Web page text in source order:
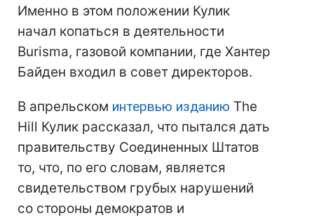
Именно в этом положении Кулик
начал копаться в деятельности
Burisma, газовой компании, где Хантер
Байден входил в совет директоров.
В апрельском интервью изданию The
Hill Кулик рассказал, что пытался дать
правительству Соединенных Штатов
то, что, по его словам, является
свидетельством грубых нарушений
со стороны демократов и